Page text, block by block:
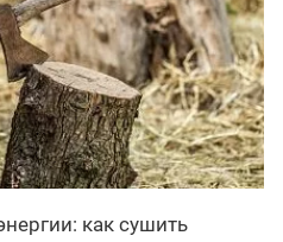
как сушить